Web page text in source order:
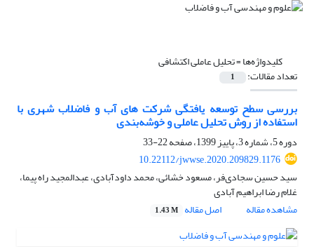
کلیدواژه‌ها =تحلیل عاملی اکتشافی
تعداد مقالات: 1
بررسی سطح توسعه ‏یافتگی شرکت های آب و فاضلاب شهری با
استفاده از روش تحلیل عاملی و خوشه‌بندی
دوره 5، شماره 3، پاییز 1399، صفحه
22-33
10.22112/jwwse.2020.209829.1176
سید حسین سجادی‌فر، مسعود خشائی، محمد داودآبادی، عبدالمجید راه پیما،
غلام رضا ابراهیم آبادی
مشاهده مقاله
اصل مقاله 1.43 M